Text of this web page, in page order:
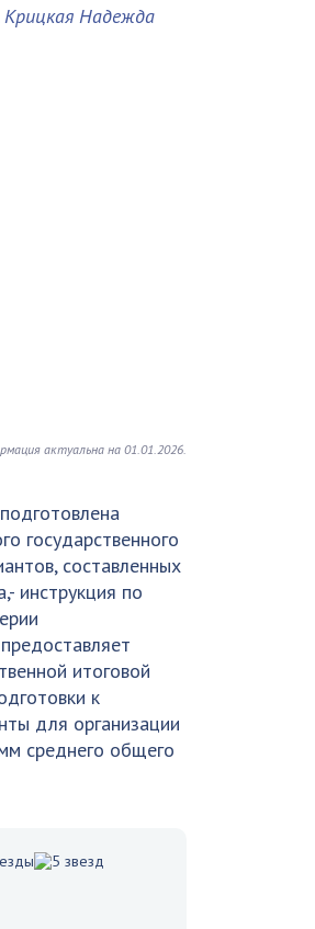
Надежда
актуальна на 01.01.2026.
государственного
составленных
инструкция по
итоговой
к
для организации
среднего общего